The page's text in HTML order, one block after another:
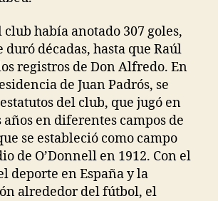
club había anotado 307 goles,
duró décadas, hasta que Raúl
registros de Don Alfredo. En
de Juan Padrós, se
del club, que jugó en
en diferentes campos de
se estableció como campo
de O’Donnell en 1912. Con el
deporte en España y la
alrededor del fútbol, el